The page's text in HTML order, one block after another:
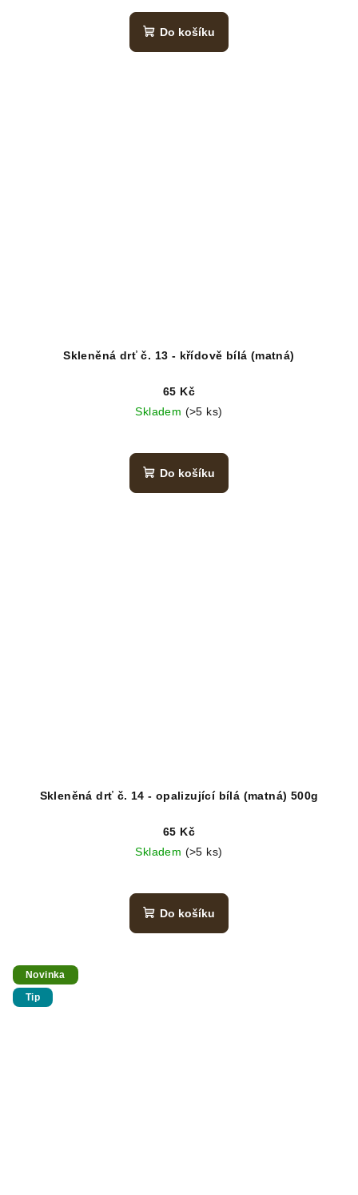
Do košíku
Skleněná drť č. 13 - křídově bílá (matná)
65 Kč
Skladem (>5 ks)
Do košíku
Skleněná drť č. 14 - opalizující bílá (matná) 500g
65 Kč
Skladem (>5 ks)
Do košíku
Novinka
Tip